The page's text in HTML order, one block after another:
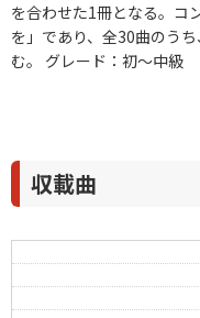
を合わせた1冊となる。コ
を」であり、全30曲のう
む。 グレード：初～中級
収載曲
さくら
作曲者：-
Traditional
Sumer is icumen in
Now is the month of